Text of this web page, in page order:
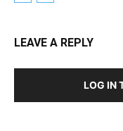
LEAVE A REPLY
LOG IN